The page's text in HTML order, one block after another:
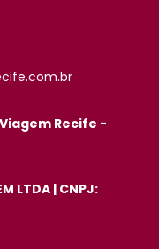
Recife -
LTDA | CNPJ: